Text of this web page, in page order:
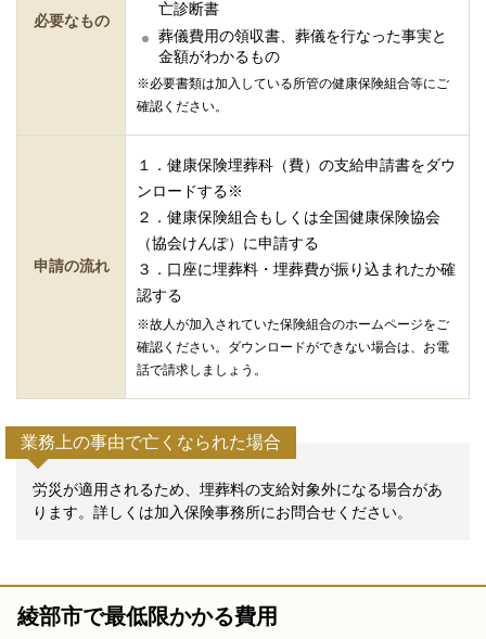
必要なもの
亡診断書
葬儀費用の領収書、葬儀を行なった事実と
金額がわかるもの
※必要書類は加入している所管の健康保険組合等にご
確認ください。
申請の流れ
１．健康保険埋葬科（費）の支給申請書をダウ
ンロードする※
２．健康保険組合もしくは全国健康保険協会
（協会けんぽ）に申請する
３．口座に埋葬料・埋葬費が振り込まれたか確
認する
※故人が加入されていた保険組合のホームページをご
確認ください。ダウンロードができない場合は、お電
話で請求しましょう。
業務上の事由で亡くなられた場合
労災が適用されるため、埋葬料の支給対象外になる場合があ
ります。詳しくは加入保険事務所にお問合せください。
綾部市で最低限かかる費用